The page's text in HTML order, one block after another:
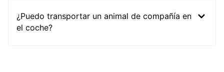
¿Puedo transportar un animal de compañía en
el coche?